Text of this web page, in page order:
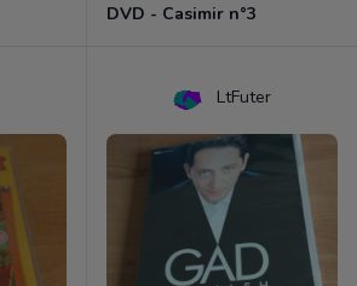
DVD - Casimir n°3
LtFuter